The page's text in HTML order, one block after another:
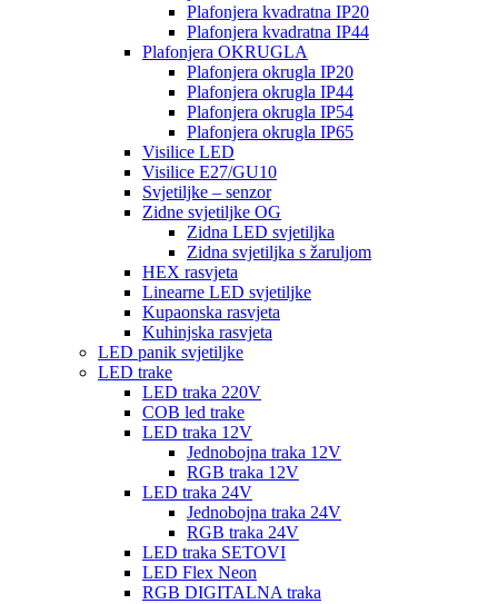
Plafonjera kvadratna IP20
Plafonjera kvadratna IP44
Plafonjera OKRUGLA
Plafonjera okrugla IP20
Plafonjera okrugla IP44
Plafonjera okrugla IP54
Plafonjera okrugla IP65
Visilice LED
Visilice E27/GU10
Svjetiljke – senzor
Zidne svjetiljke OG
Zidna LED svjetiljka
Zidna svjetiljka s žaruljom
HEX rasvjeta
Linearne LED svjetiljke
Kupaonska rasvjeta
Kuhinjska rasvjeta
LED panik svjetiljke
LED trake
LED traka 220V
COB led trake
LED traka 12V
Jednobojna traka 12V
RGB traka 12V
LED traka 24V
Jednobojna traka 24V
RGB traka 24V
LED traka SETOVI
LED Flex Neon
RGB DIGITALNA traka